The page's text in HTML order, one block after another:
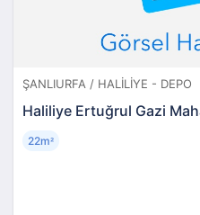
ŞANLIURFA / HALILIYE - DEPO
Haliliye Ertuğrul Gazi
22m²